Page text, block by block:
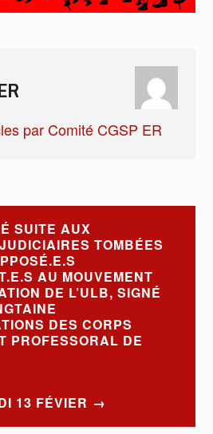
par Comité CGSP ER
SUITE AUX
TOMBÉES
AU MOUVEMENT
DE L’ULB, SIGNÉ
DES CORPS
PROFESSORAL DE
13 FÉVIER